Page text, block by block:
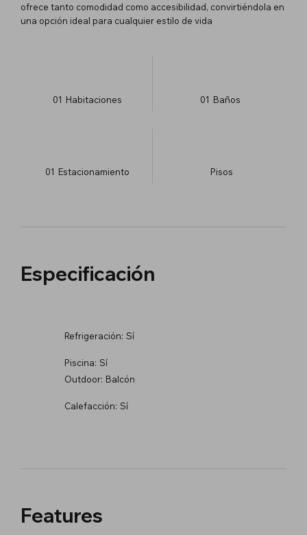
ofrece tanto comodidad como accesibilidad, convirtiéndola en
una opción ideal para cualquier estilo de vida
01 Habitaciones 01 Baños
01 Estacionamiento ​Pisos
Especificación
Refrigeración: Sí
Piscina: Sí
Outdoor: Balcón
Calefacción: Sí
Features